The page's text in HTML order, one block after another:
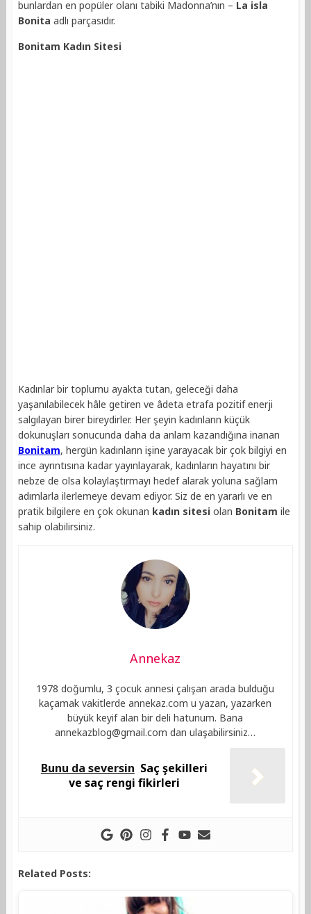
bunlardan en popüler olanı tabiki Madonna’nın – La isla
Bonita adlı parçasıdır.
Bonitam Kadın Sitesi
Kadınlar bir toplumu ayakta tutan, geleceği daha
yaşanılabilecek hâle getiren ve âdeta etrafa pozitif enerji
salgılayan birer bireydirler. Her şeyin kadınların küçük
dokunuşları sonucunda daha da anlam kazandığına inanan
Bonitam, hergün kadınların işine yarayacak bir çok bilgiyi en
ince ayrıntısına kadar yayınlayarak, kadınların hayatını bir
nebze de olsa kolaylaştırmayı hedef alarak yoluna sağlam
adımlarla ilerlemeye devam ediyor. Siz de en yararlı ve en
pratik bilgilere en çok okunan kadın sitesiolan Bonitam ile
sahip olabilirsiniz.
Annekaz
1978 doğumlu, 3 çocuk annesi çalışan arada bulduğu
kaçamak vakitlerde annekaz.com u yazan, yazarken
büyük keyif alan bir deli hatunum. Bana
annekazblog@gmail.com dan ulaşabilirsiniz…
Bunu da seversin Saç şekilleri
ve saç rengi fikirleri
Related Posts: